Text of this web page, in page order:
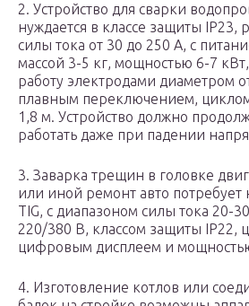
2. Устройство для сварки
нуждается в классе защиты IP23,
силы тока от 30 до 250 А, с
массой 3-5 кг, мощностью 6-7
работу электродами диаметром
плавным переключением,
1,8 м. Устройство должно
работать даже при падении
3. Заварка трещин в головке
или иной ремонт авто
TIG, с диапазоном силы тока 20-
220/380 В, классом защиты IP22,
цифровым дисплеем и
4. Изготовление котлов или